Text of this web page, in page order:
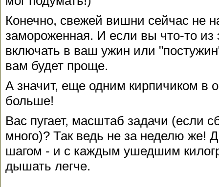
Конечно, свежей вишни сейчас не
замороженная. И если вы что-то из
включать в ваш ужин или
вам будет проще.
А значит, еще одним кирпичиком в
больше!
Вас пугает, масштаб задачи (если
много)? Так ведь не за неделю же!
шагом - и с каждым ушедшим
дышать легче.